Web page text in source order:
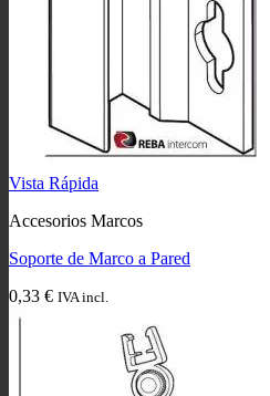
Vista Rápida
Accesorios Marcos
Soporte de Marco a Pared
0,33 € IVA incl.